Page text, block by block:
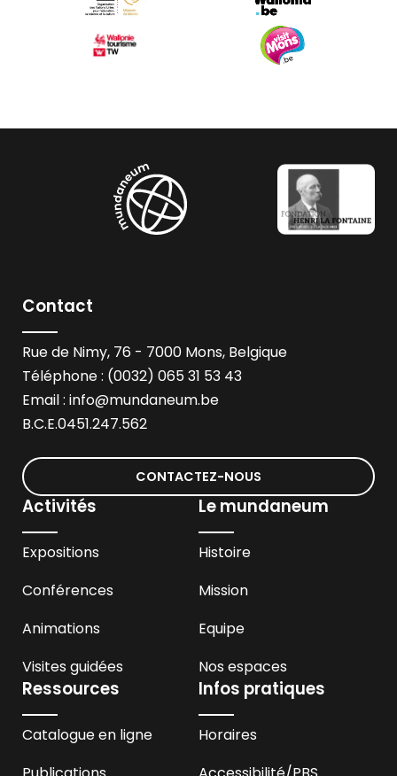
Contact
Rue de Nimy, 76 - 7000 Mons, Belgique
Téléphone : (0032) 065 31 53 43
Email : info@mundaneum.be
B.C.E.0451.247.562
CONTACTEZ-NOUS
Activités
Expositions
Conférences
Animations
Visites guidées
Le mundaneum
Histoire
Mission
Equipe
Nos espaces
Ressources
Catalogue en ligne
Infos pratiques
Horaires